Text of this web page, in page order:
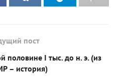
пост
половине I тыс. до н. э. (из
– история)